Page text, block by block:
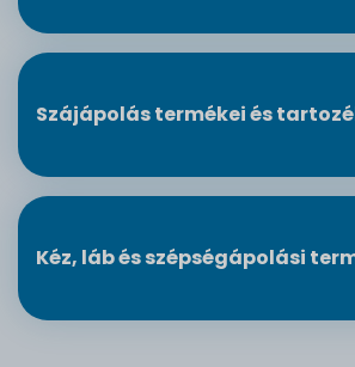
Szájápolás termékei és
Kéz, láb és szépségápolási